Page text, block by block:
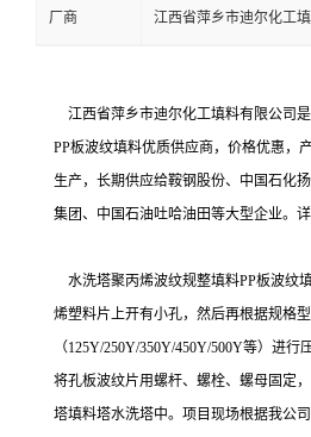
厂商 江西省萍乡市迪尔化工
江西省萍乡市迪尔化工填料有限公司
PP板波纹填料优质供应商，价格优惠，
生产，长期供应给鞍钢股份、中国石化
集团、中国石油吐哈油田等大型企业。详
水洗塔聚丙烯波纹规整填料PP板波纹
烯塑料片上开有小孔，然后再根据规格
（125Y/250Y/350Y/450Y/500Y等）进
将孔板波纹片用螺杆、螺栓、螺母固定，
塔填料塔水洗塔中。项目现场根据我公